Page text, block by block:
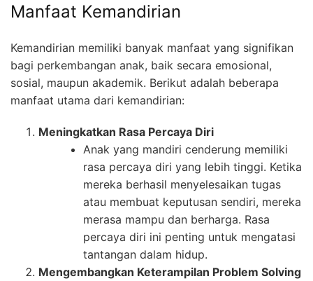
Manfaat Kemandirian
Kemandirian memiliki banyak manfaat yang signifikan
bagi perkembangan anak, baik secara emosional,
sosial, maupun akademik. Berikut adalah beberapa
manfaat utama dari kemandirian:
Meningkatkan Rasa Percaya Diri
Anak yang mandiri cenderung memiliki
rasa percaya diri yang lebih tinggi. Ketika
mereka berhasil menyelesaikan tugas
atau membuat keputusan sendiri, mereka
merasa mampu dan berharga. Rasa
percaya diri ini penting untuk mengatasi
tantangan dalam hidup.
Mengembangkan Keterampilan Problem Solving